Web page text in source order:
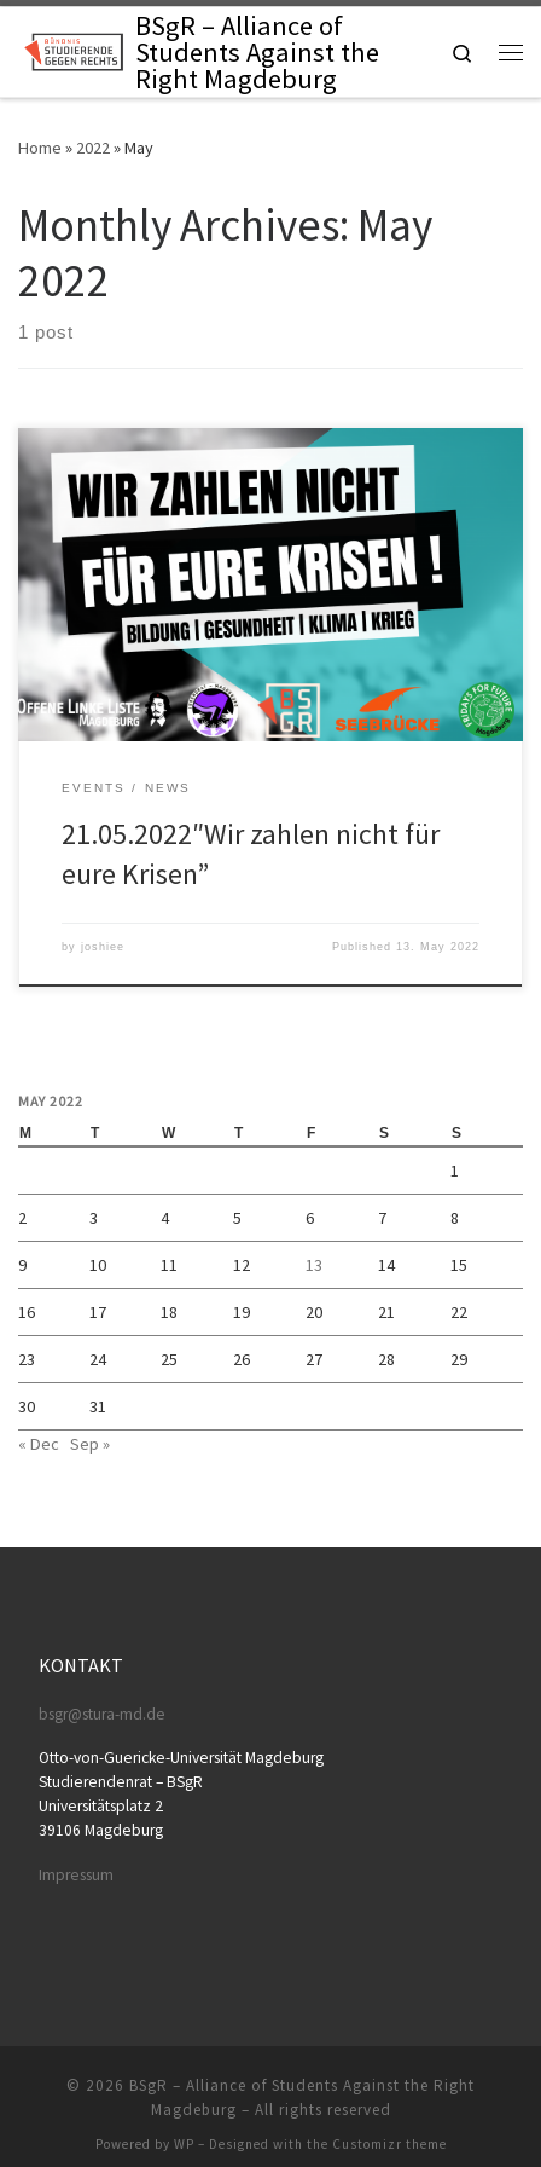
Skip to contentBSgR – Alliance of
Students Against the
Right Magdeburg
Search
Home » 2022 »May
Monthly Archives: May
2022
1 post
Unter dem Motto: “Wir zahlen nicht für eure Krisen” ruft das
Aktionsbündnis Relevanter als das System, für den 21.05.2022 zur
Demo auf. Start ist 14 Uhr am Willy-Brand-Platz (HBF). Bereits im
Vorfeld gibt es ein breites Spektrum an Veranstaltungen um
gemeinsam mit euch, einen solidarischen Weg aus den
verschiedenen Krisen die […]
EVENTS NEWS
21.05.2022″Wir zahlen nicht für
eure Krisen”
by joshiee Published 13. May 2022
MAY 2022
M T W T F S S
1
2 3 4 5 6 7 8
9 10 11 12 13 14 15
16 17 18 19 20 21 22
23 24 25 26 27 28 29
30
31
« Dec Sep »
KONTAKT
bsgr@stura-md.de
Otto-von-Guericke-Universität Magdeburg
Studierendenrat – BSgR
Universitätsplatz 2
39106 Magdeburg
Impressum
© 2026 BSgR – Alliance of Students Against the Right
Magdeburg – All rights reserved
Powered by WP – Designed with the Customizr theme